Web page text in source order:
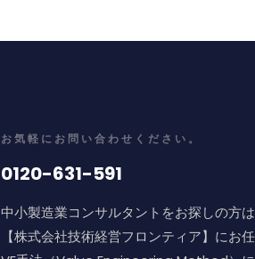
お気軽にお問い合わせください。
0120-631-591
中小製造業コンサルタントをお探しの方は
【株式会社技術経営フロンティア】にお任